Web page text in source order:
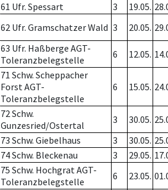
61 Ufr. Spessart 3 19.05.
62 Ufr. Gramschatzer Wald 3 20.05.
63 Ufr. Haßberge AGT-
Toleranzbelegstelle
6 12.05.
71 Schw. Scheppacher
Forst AGT-
Toleranzbelegstelle
6 15.05.
72 Schw.
Gunzesried/Ostertal
3 30.05.
73 Schw. Giebelhaus 3 30.05.
74 Schw. Bleckenau 3 29.05.
75 Schw. Hochgrat AGT-
Toleranzbelegstelle
6 23.05.